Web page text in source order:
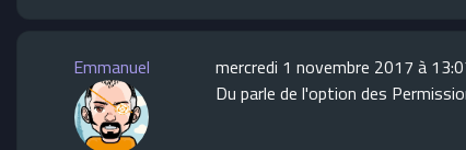
Emmanuel
mercredi 1 novembre 2017 à
Du parle de l'option des